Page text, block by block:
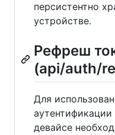
персистентно
устройстве.
Рефреш
(api/auth/
Для
девайсе